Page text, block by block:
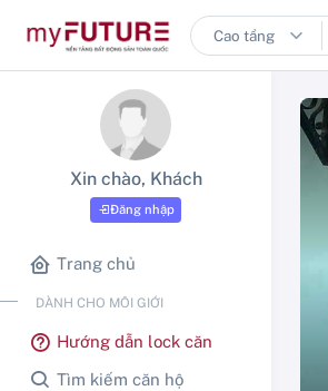
Xin chào, Khách
Đăng nhập
Trang chủ
DÀNH CHO MÔI GIỚI
Hướng dẫn lock căn
Tìm kiếm căn hộ